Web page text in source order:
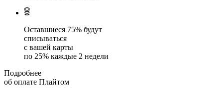
Оставшиеся 75% будут
списываться
с вашей карты
по 25% каждые 2 недели
Подробнее
об оплате Плайтом